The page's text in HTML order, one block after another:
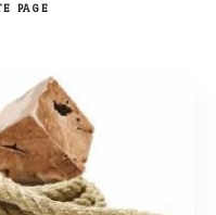
PAGE